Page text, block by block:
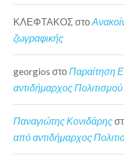
ΚΛΕΦΤΑΚΟΣ στο
ζωγραφικής
georgios στοΠαραίτηση
αντιδήμαρχος Πολιτισμού
Παναγιώτης Κονιδάρης
από αντιδήμαρχος